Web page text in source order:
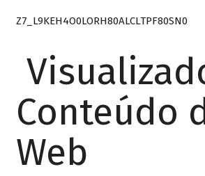
Z7_L9KEH4O0LORH80ALCLTPF80SN0
Conteúdo
Web